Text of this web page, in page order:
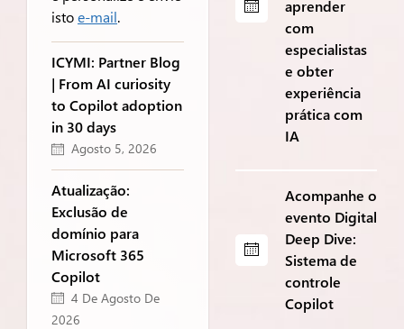
istoe-mail.
ICYMI: Partner Blog
| From AI curiosity
to Copilot adoption
in 30 days
Agosto 5, 2026
Atualização:
Exclusão de
domínio para
Microsoft 365
Copilot
4 De Agosto De
2026
aprender
com
especialistas
e obter
experiência
prática com
IA
Acompanhe o
evento Digital
Deep Dive:
Sistema de
controle
Copilot